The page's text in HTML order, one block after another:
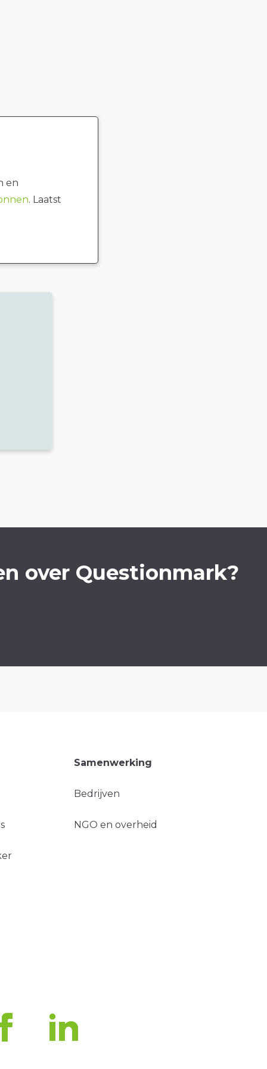
en
. Laatst
over Questionmark?
Samenwerking
Bedrijven
NGO en overheid